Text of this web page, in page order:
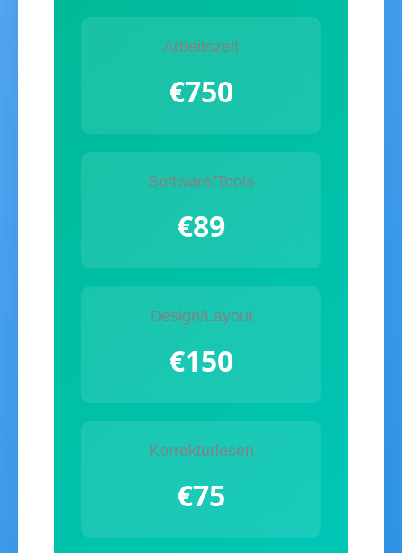
Arbeitszeit
€750
Software/Tools
€89
Design/Layout
€150
Korrekturlesen
€75